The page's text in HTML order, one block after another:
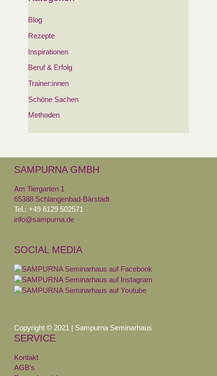
Blog
Rezepte
Inspirationen
Beruf & Erfolg
Trainer:innen
Schöne Sachen
Methoden
SAMPURNA GMBH
Am Tiergarten 1
65388 Schlangenbad-Bärstadt
Tel.: +49 6129 502571
info@sampurna.de
SOCIAL MEDIA
Copyright © 2021 | Sampurna Seminarhaus
SERVICE
Kontakt
AGB’s